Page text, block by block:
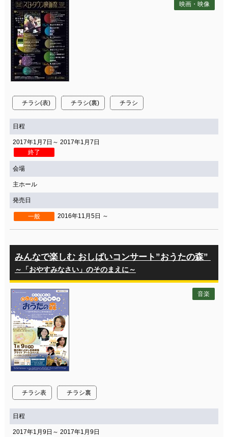
チラシ(表) チラシ(裏) チラシ
映画・映像
日程
2017年1月7日～ 2017年1月7日
終了
会場
主ホール
発売日
一般 2016年11月5日 ～
みんなで楽しむ おしばいコンサート”おうたの森”
～「おやすみなさい」のそのまえに～
チラシ表 チラシ裏
音楽
日程
2017年1月9日～ 2017年1月9日